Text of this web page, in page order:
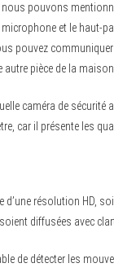
nous pouvons
et le haut-
pouvez
pièce de la maison.
caméra de sécurité
car il présente les
d’une résolution HD,
diffusées avec
de détecter les